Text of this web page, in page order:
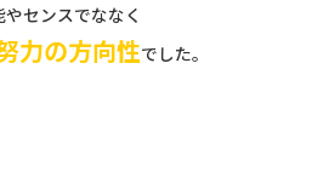
やセンスでななく
力の方向性でした。